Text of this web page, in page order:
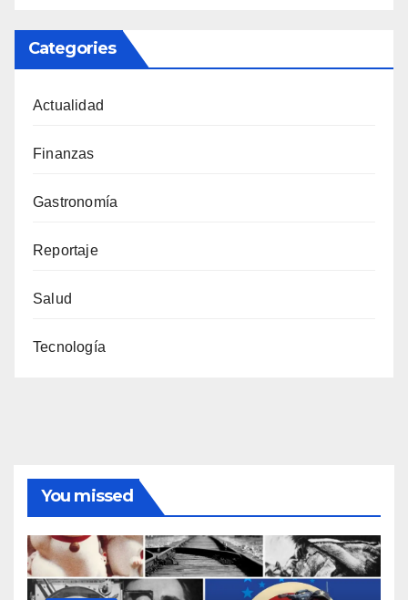
Categories
Actualidad
Finanzas
Gastronomía
Reportaje
Salud
Tecnología
You missed